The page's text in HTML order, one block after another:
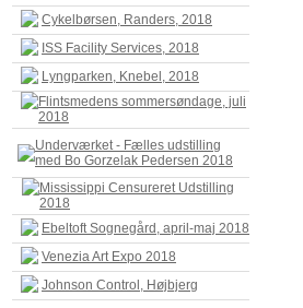
Cykelbørsen, Randers, 2018
ISS Facility Services, 2018
Lyngparken, Knebel, 2018
Flintsmedens sommersøndage, juli
2018
Underværket - Fælles udstilling
med Bo Gorzelak Pedersen 2018
Mississippi Censureret Udstilling
2018
Ebeltoft Sognegård, april-maj 2018
Venezia Art Expo 2018
Johnson Control, Højbjerg